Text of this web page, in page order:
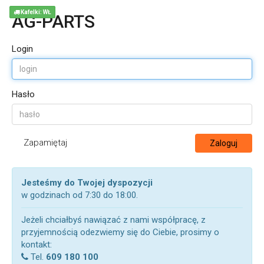
AG-PARTS
Login
Hasło
Zapamiętaj Zaloguj
Jesteśmy do Twojej dyspozycji
w godzinach od 7:30 do 18:00.
Jeżeli chciałbyś nawiązać z nami współpracę, z
przyjemnością odezwiemy się do Ciebie, prosimy o
kontakt:
Tel. 609 180 100
Kafelki: WŁ